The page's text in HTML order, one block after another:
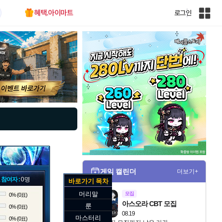
혜택.아이마트 로그인
인
전
체
사
이
여자 :0명
0% (0표)
0% (0표)
0% (0표)
게임 캘린더 더보기+
모집
08.19
아스오라 CBT 모집
바로가기 목차
머리말
룬
마스터리